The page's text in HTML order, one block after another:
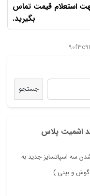
جستجو
اشمیت پلاس
سه اسپاتسایز جدید به
گوش و بینی )
استعلام قیمت تماس
بگیرید.